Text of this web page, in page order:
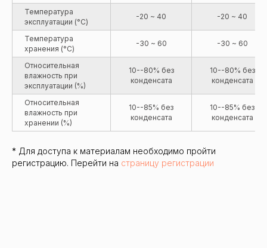
Температура
эксплуатации (°C)
-20 ~ 40 -20 ~ 40
Температура
хранения (°C)
-30 ~ 60 -30 ~ 60
Относительная
влажность при
эксплуатации (%)
10--80% без
конденсата
10--80% без
конденсата
Относительная
влажность при
хранении (%)
10--85% без
конденсата
10--85% без
конденсата
* Для доступа к материалам необходимо пройти
регистрацию. Перейти на страницу регистрации